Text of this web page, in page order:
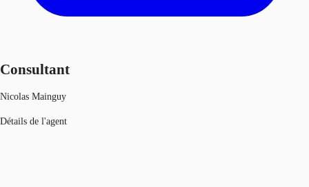
Consultant
Nicolas Mainguy
Détails de l'agent